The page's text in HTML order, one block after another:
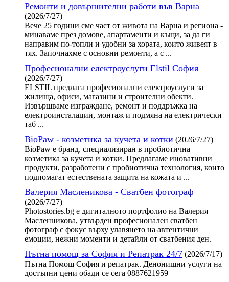
Ремонти и довършителни работи във Варна
(2026/7/27)
Вече 25 години сме част от живота на Варна и региона -
минаваме през домове, апартаменти и къщи, за да ги
направим по-топли и удобни за хората, които живеят в
тях. Започнахме с основни ремонти, а с ...
Професионални електроуслуги Elstil София
(2026/7/27)
ELSTIL предлага професионални електроуслуги за
жилища, офиси, магазини и строителни обекти.
Извършваме изграждане, ремонт и поддръжка на
електроинсталации, монтаж и подмяна на електрически
таб ...
BioPaw - козметика за кучета и котки (2026/7/27)
BioPaw е бранд, специализиран в пробиотична
козметика за кучета и котки. Предлагаме иновативни
продукти, разработени с пробиотична технология, които
подпомагат естествената защита на кожата и ...
Валерия Масленикова - Сватбен фотограф
(2026/7/27)
Photostories.bg е дигиталното портфолио на Валерия
Масленникова, утвърден професионален сватбен
фотограф с фокус върху улавянето на автентични
емоции, нежни моменти и детайли от сватбения ден.
Пътна помощ за София и Репатрак 24/7 (2026/7/17)
Пътна Помощ София и репатрак. Денонищни услуги на
достъпни цени обади се сега 0887621959